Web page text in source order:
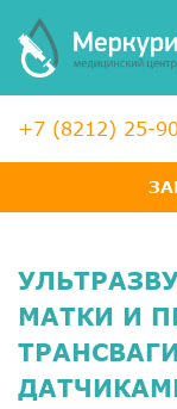
+7 (8212) 25-
МАТКИ И